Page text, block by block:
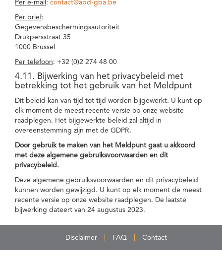
Per e-mail : contact@apd-gba.be
Per brief:
Gegevensbeschermingsautoriteit
Drukpersstraat 35
1000 Brussel
Per telefoon: +32 (0)2 274 48 00
4.11. Bijwerking van het privacybeleid met
betrekking tot het gebruik van het Meldpunt
Dit beleid kan van tijd tot tijd worden bijgewerkt. U kunt op
elk moment de meest recente versie op onze website
raadplegen. Het bijgewerkte beleid zal altijd in
overeenstemming zijn met de GDPR.
Door gebruik te maken van het Meldpunt gaat u akkoord
met deze algemene gebruiksvoorwaarden en dit
privacybeleid.
Deze algemene gebruiksvoorwaarden en dit privacybeleid
kunnen worden gewijzigd. U kunt op elk moment de meest
recente versie op onze website raadplegen. De laatste
bijwerking dateert van 24 augustus 2023.
Disclaimer FAQ Contact